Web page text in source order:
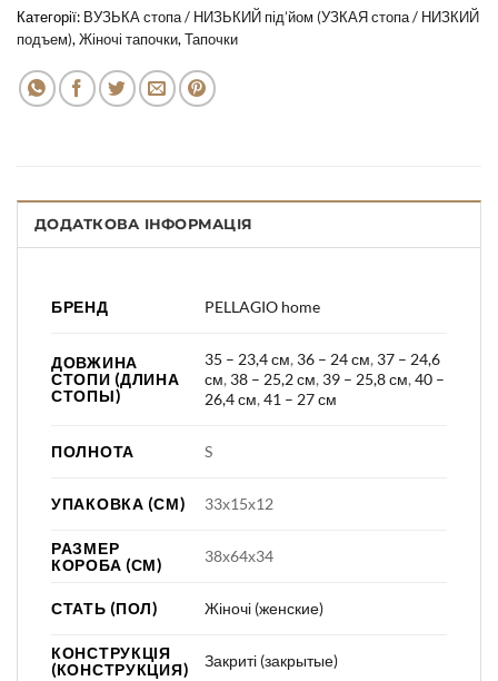
Категорії: ВУЗЬКА стопа / НИЗЬКИЙ під’йом (УЗКАЯ стопа / НИЗКИЙ
подъем),Жіночі тапочки,Тапочки
ДОДАТКОВА ІНФОРМАЦІЯ
БРЕНД PELLAGIO home
ДОВЖИНА
СТОПИ (ДЛИНА
СТОПЫ)
35 – 23,4 см, 36 – 24 см, 37 – 24,6
см, 38 – 25,2 см, 39 – 25,8 см,40 –
26,4 см,41 – 27 см
ПОЛНОТА S
УПАКОВКА (СМ) 33х15х12
РАЗМЕР
КОРОБА (СМ)
38х64х34
СТАТЬ (ПОЛ) Жіночі (женские)
КОНСТРУКЦІЯ
(КОНСТРУКЦИЯ)
Закриті (закрытые)